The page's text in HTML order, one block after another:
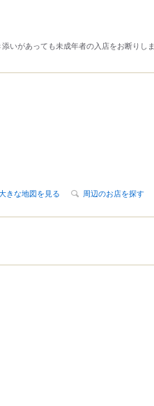
いがあっても未成年者の入店をお断りしま
きな地図を見る 周辺のお店を探す